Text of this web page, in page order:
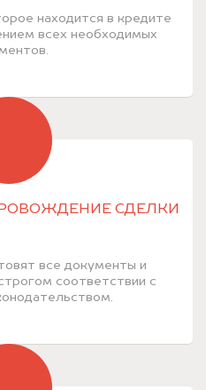
находится в кредите
всех необходимых
СДЕЛКИ
все документы и
соответствии с